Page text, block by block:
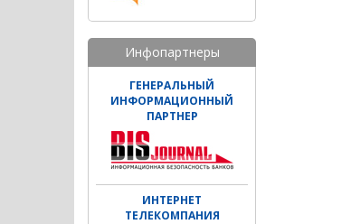
Инфопартнеры
ГЕНЕРАЛЬНЫЙ
ИНФОРМАЦИОННЫЙ
ПАРТНЕР
ИНТЕРНЕТ
ТЕЛЕКОМПАНИЯ